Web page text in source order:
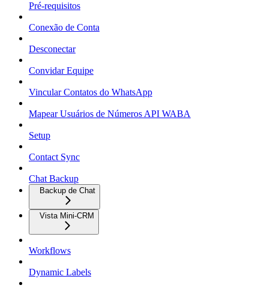
Pré-requisitos
Conexão de Conta
Desconectar
Convidar Equipe
Vincular Contatos do WhatsApp
Mapear Usuários de Números API WABA
Setup
Contact Sync
Chat Backup
Backup de Chat
Vista Mini-CRM
Workflows
Dynamic Labels